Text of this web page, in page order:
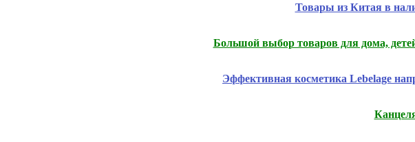
Товары из Китая в
Большой выбор товаров для дома,
Эффективная косметика